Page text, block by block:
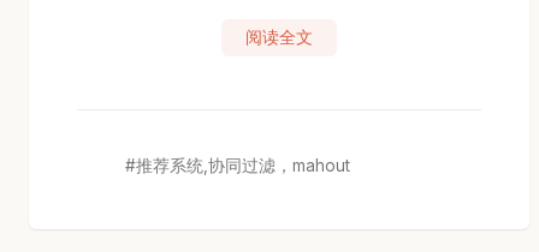
阅读全文
推荐系统,协同过滤，mahout